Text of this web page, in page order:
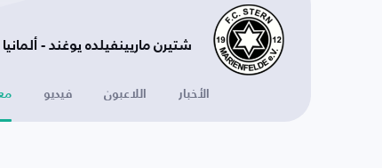
شتيرن ماريينفيلده يوغند - ألمانيا
الأخبار اللاعبون فيديو